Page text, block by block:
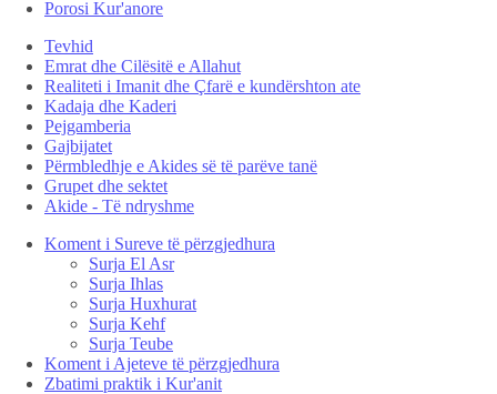
Porosi Kur'anore
Tevhid
Emrat dhe Cilësitë e Allahut
Realiteti i Imanit dhe Çfarë e kundërshton ate
Kadaja dhe Kaderi
Pejgamberia
Gajbijatet
Përmbledhje e Akides së të parëve tanë
Grupet dhe sektet
Akide - Të ndryshme
Koment i Sureve të përzgjedhura
Surja El Asr
Surja Ihlas
Surja Huxhurat
Surja Kehf
Surja Teube
Koment i Ajeteve të përzgjedhura
Zbatimi praktik i Kur'anit